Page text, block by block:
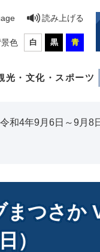
読み上げる
色 白 黒 青
光・文化・スポーツ
和4年9月6日～9月8
まつさか
）